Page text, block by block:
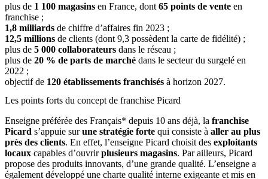
plus de 1 100 magasins en France, dont 65 points de vente en
franchise ;
1,8 milliards de chiffre d’affaires fin 2023 ;
12,5 millions de clients (dont 9,3 possèdent la carte de fidélité) ;
plus de 5 000 collaborateurs dans le réseau ;
plus de 20 % de parts de marché dans le secteur du surgelé en
2022 ;
objectif de 120 établissements franchisés à horizon 2027.
Les points forts du concept de franchise Picard
Enseigne préférée des Français* depuis 10 ans déjà, la franchise
Picard s’appuie surune stratégie forte qui consiste à aller au plus
près des clients. En effet, l’enseigne Picard choisit des exploitants
locaux capables d’ouvrirplusieurs magasins. Par ailleurs, Picard
propose des produits innovants, d’une grande qualité. L’enseigne a
également développé une charte qualité interne exigeante et mis en